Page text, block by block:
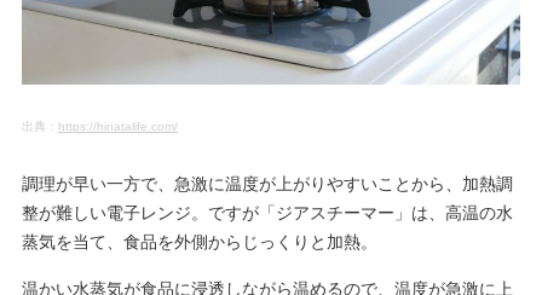
出典： https://hinatalife.com/
調理が早い一方で、急激に温度が上がりやすいことから、加熱調
整が難しい電子レンジ。ですが「ジアスチーマー」は、高温の水
蒸気を当て、食品を外側からじっくりと加熱。
温かい水蒸気が食品に浸透しながら温めるので、温度が急激に上